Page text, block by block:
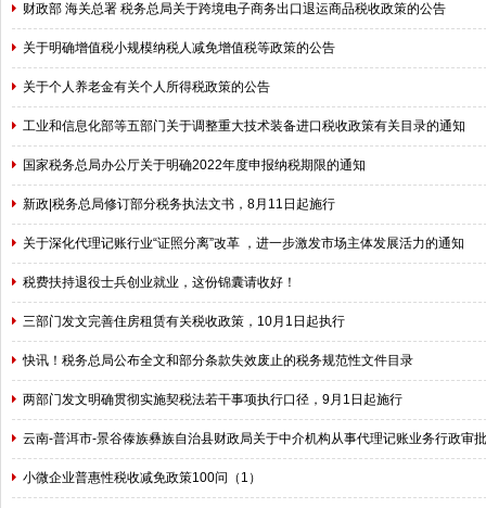
财政部 海关总署 税务总局关于跨境电子商务出口退运商品税收政策的公告
关于明确增值税小规模纳税人减免增值税等政策的公告
关于个人养老金有关个人所得税政策的公告
工业和信息化部等五部门关于调整重大技术装备进口税收政策有关目录的通知
国家税务总局办公厅关于明确2022年度申报纳税期限的通知
新政|税务总局修订部分税务执法文书，8月11日起施行
关于深化代理记账行业“证照分离”改革 ，进一步激发市场主体发展活力的通知
税费扶持退役士兵创业就业，这份锦囊请收好！
三部门发文完善住房租赁有关税收政策，10月1日起执行
快讯！税务总局公布全文和部分条款失效废止的税务规范性文件目录
两部门发文明确贯彻实施契税法若干事项执行口径，9月1日起施行
云南-普洱市-景谷傣族彝族自治县财政局关于中介机构从事代理记账业务行政审
小微企业普惠性税收减免政策100问（1）